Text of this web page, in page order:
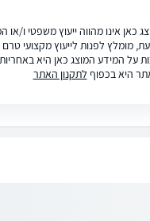
כאן אינו מהווה ייעוץ משפטי ו/
מומלץ לפנות לייעוץ מקצועי
על המידע המוצג כאן היא
היא בכפוף לתקנון האתר